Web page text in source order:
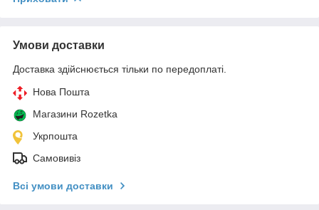
Умови доставки
Доставка здійснюється тільки по передоплаті.
Нова Пошта
Магазини Rozetka
Укрпошта
Самовивіз
Всі умови доставки